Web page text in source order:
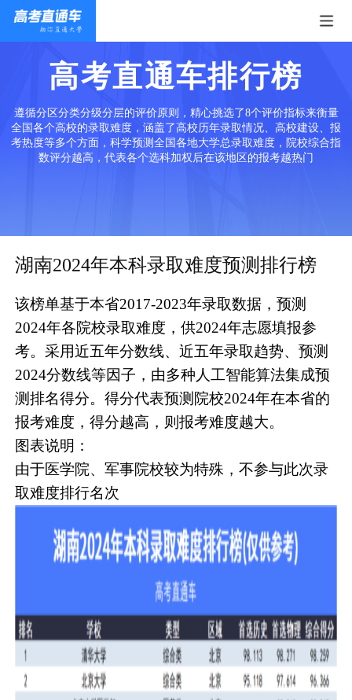
高考直通车排行榜
遵循分区分类分级分层的评价原则，精心挑选了8个评价指标来衡量
全国各个高校的录取难度，涵盖了高校历年录取情况、高校建设、报
考热度等多个方面，科学预测全国各地大学总录取难度，院校综合指
数评分越高，代表各个选科加权后在该地区的报考越热门
湖南2024年本科录取难度预测排行榜
该榜单基于本省2017-2023年录取数据，预测
2024年各院校录取难度，供2024年志愿填报参
考。采用近五年分数线、近五年录取趋势、预测
2024分数线等因子，由多种人工智能算法集成预
测排名得分。得分代表预测院校2024年在本省的
报考难度，得分越高，则报考难度越大。
图表说明：
由于医学院、军事院校较为特殊，不参与此次录
取难度排行名次